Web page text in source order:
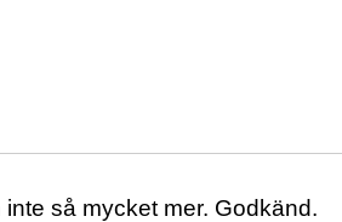
så mycket mer. Godkänd.